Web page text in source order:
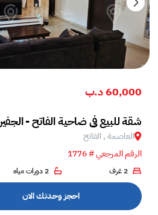
60,000 د.ب
شقة للبيع في ضاحية الفاتح - الجفير
العاصمة , الفاتح
الرقم المرجعي # 1776
2 غرف 2 دورات مياه
احجز وحدتك الان